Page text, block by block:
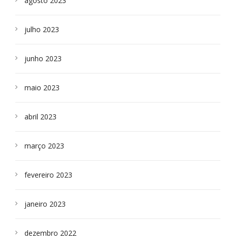
julho 2023
junho 2023
maio 2023
abril 2023
março 2023
fevereiro 2023
janeiro 2023
dezembro 2022